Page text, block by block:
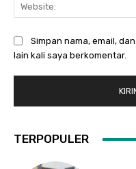
Simpan nama, email,
lain kali saya berkomentar.
TERPOPULER